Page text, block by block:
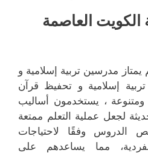
العاصمة
مدرسين تربية إسلامية و
إسلامية و تحفيظ قرآن
ومتنوعة ، يستخدمون أساليب
لجعل عملية التعلم ممتعة
الدروس وفقًا لاحتياجات
مما يساعدهم على